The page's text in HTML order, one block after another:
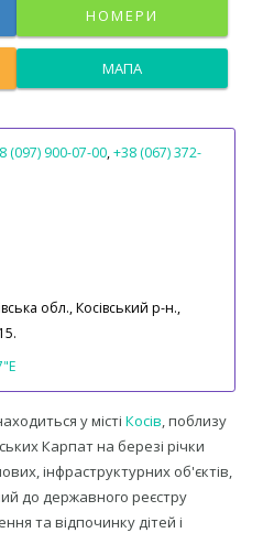
НОМЕРИ
МАПА
(097) 900-07-00,+38 (067) 372-
обл., Косівський р-н.,
у місті Косів, поблизу
Карпат на березі річки
інфраструктурних об'єктів,
до державного реєстру
та відпочинку дітей і